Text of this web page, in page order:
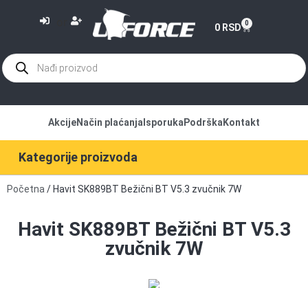
0 RSD 0
Kategorije proizvoda
AkcijeNačin plaćanja Isporuka Podrška Kontakt
Početna / Havit SK889BT Bežični BT V5.3 zvučnik 7W
Havit SK889BT Bežični BT V5.3
zvučnik 7W